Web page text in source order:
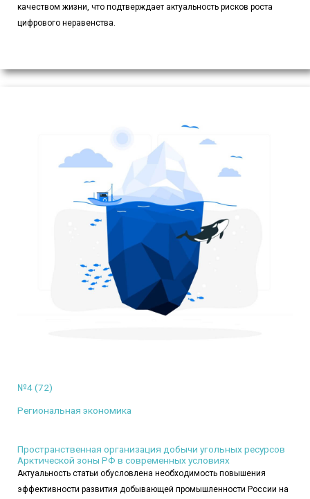
качеством жизни, что подтверждает актуальность рисков роста
цифрового неравенства.
№4 (72)
Региональная экономика
Пространственная организация добычи угольных ресурсов
Арктической зоны РФ в современных условиях
Актуальность статьи обусловлена необходимость повышения
эффективности развития добывающей промышленности России на